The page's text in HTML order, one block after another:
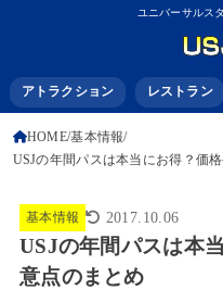
ユニバーサルス
アトラクション レストラン
HOME 基本情報
USJの年間パスは本当にお得？価
基本情報 2017.10.06
USJの年間パスは本
意点のまとめ